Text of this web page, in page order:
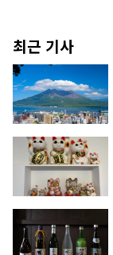
최근 기사